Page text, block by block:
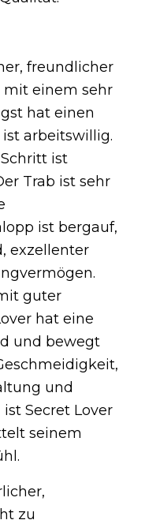
freundlicher
mit einem sehr
hat einen
arbeitswillig.
ist
Trab ist sehr
ist bergauf,
exzellenter
guter
hat eine
und bewegt
und
Secret Lover
seinem
zu